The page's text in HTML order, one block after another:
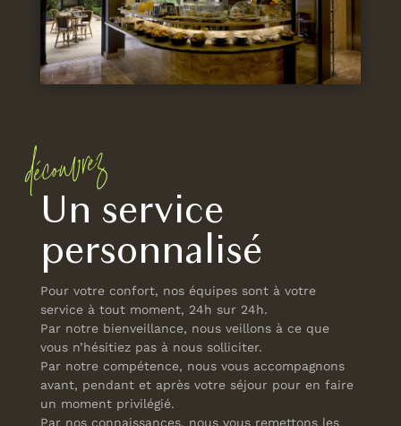
découvrez
Un service
personnalisé
Pour votre confort, nos équipes sont à votre
service à tout moment, 24h sur 24h.
Par notre bienveillance, nous veillons à ce que
vous n’hésitiez pas à nous solliciter.
Par notre compétence, nous vous accompagnons
avant, pendant et après votre séjour pour en faire
un moment privilégié.
Par nos connaissances, nous vous remettons les